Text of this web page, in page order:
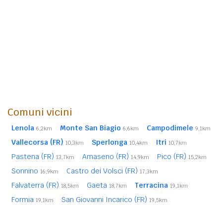
Comuni vicini
Lenola 6,2km Monte San Biagio 6,6km Campodimele 9,1km
Vallecorsa (FR) 10,3km Sperlonga 10,4km Itri 10,7km
Pastena (FR) 13,7km Amaseno (FR) 14,9km Pico (FR) 15,2km
Sonnino 16,9km Castro dei Volsci (FR) 17,3km
Falvaterra (FR) 18,5km Gaeta 18,7km Terracina 19,1km
Formia 19,1km San Giovanni Incarico (FR) 19,5km